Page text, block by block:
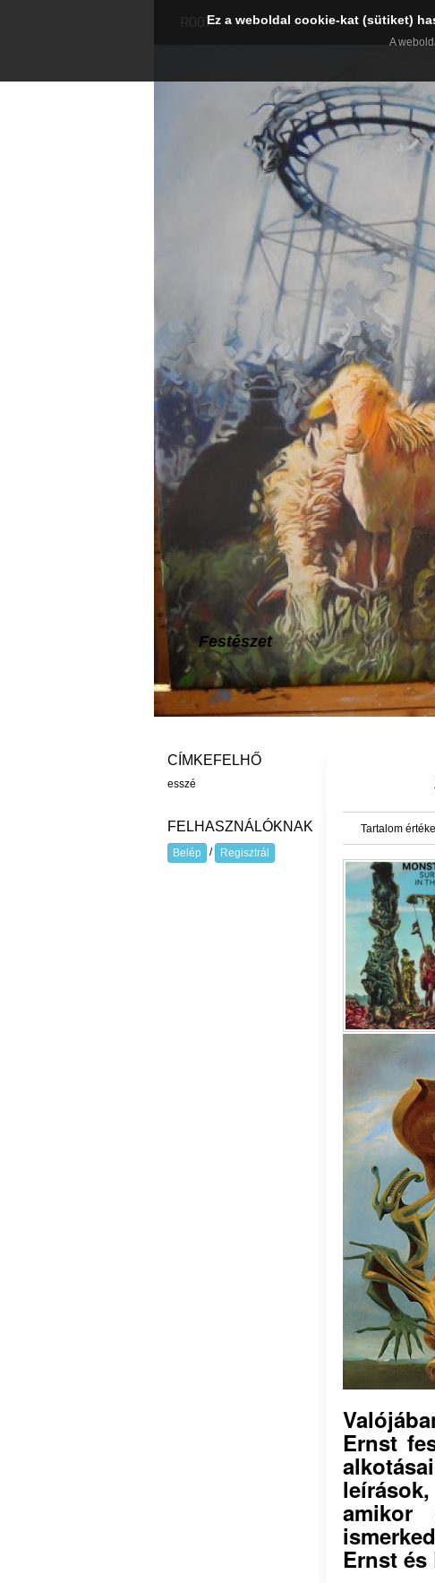
ROOT
Festészet
Tartalom
Ernst
amikor
Ernst és
CÍMKEFELHŐ
esszé
FELHASZNÁLÓKNAK
Belép / Regisztrál
Ez a weboldal cookie-kat (sütiket)
A